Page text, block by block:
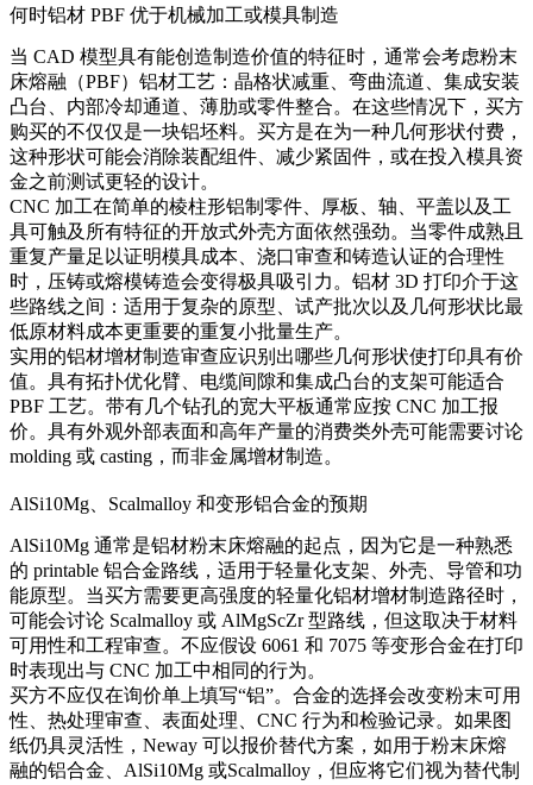
何时铝材 PBF 优于机械加工或模具制造
当 CAD 模型具有能创造制造价值的特征时，通常会考虑粉末
床熔融（PBF）铝材工艺：晶格状减重、弯曲流道、集成安装
凸台、内部冷却通道、薄肋或零件整合。在这些情况下，买方
购买的不仅仅是一块铝坯料。买方是在为一种几何形状付费，
这种形状可能会消除装配组件、减少紧固件，或在投入模具资
金之前测试更轻的设计。
CNC 加工在简单的棱柱形铝制零件、厚板、轴、平盖以及工
具可触及所有特征的开放式外壳方面依然强劲。当零件成熟且
重复产量足以证明模具成本、浇口审查和铸造认证的合理性
时，压铸或熔模铸造会变得极具吸引力。铝材 3D 打印介于这
些路线之间：适用于复杂的原型、试产批次以及几何形状比最
低原材料成本更重要的重复小批量生产。
实用的铝材增材制造审查应识别出哪些几何形状使打印具有价
值。具有拓扑优化臂、电缆间隙和集成凸台的支架可能适合
PBF 工艺。带有几个钻孔的宽大平板通常应按 CNC 加工报
价。具有外观外部表面和高年产量的消费类外壳可能需要讨论
molding 或 casting，而非金属增材制造。
AlSi10Mg、Scalmalloy 和变形铝合金的预期
AlSi10Mg 通常是铝材粉末床熔融的起点，因为它是一种熟悉
的 printable 铝合金路线，适用于轻量化支架、外壳、导管和功
能原型。当买方需要更高强度的轻量化铝材增材制造路径时，
可能会讨论 Scalmalloy 或 AlMgScZr 型路线，但这取决于材料
可用性和工程审查。不应假设 6061 和 7075 等变形合金在打印
时表现出与 CNC 加工中相同的行为。
买方不应仅在询价单上填写“铝”。合金的选择会改变粉末可用
性、热处理审查、表面处理、CNC 行为和检验记录。如果图
纸仍具灵活性，Neway 可以报价替代方案，如用于粉末床熔
融的铝合金 、AlSi10Mg 或Scalmalloy ，但应将它们视为替代制